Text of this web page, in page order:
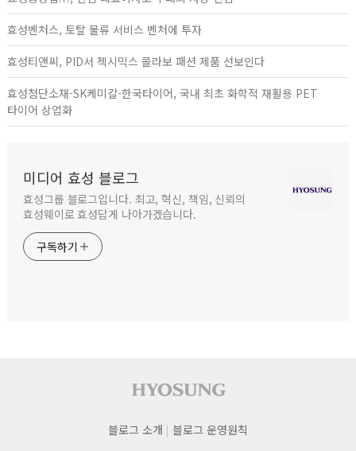
효성벤처스, 토탈 물류 서비스 벤처에 투자
효성티앤씨, PID서 젝시믹스 콜라보 패션 제품 선보인다
효성첨단소재-SK케미칼-한국타이어, 국내 최초 화학적 재활용 PET
타이어 상업화
미디어 효성 블로그
효성그룹 블로그입니다. 최고, 혁신, 책임, 신뢰의
효성웨이로 효성답게 나아가겠습니다.
구독하기
사이트 푸터
푸터
블로그 소개 블로그 운영원칙